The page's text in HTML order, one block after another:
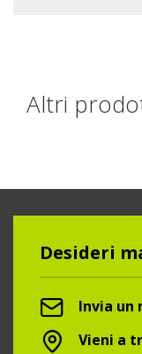
Altri
Desideri
Invia un
Vieni a